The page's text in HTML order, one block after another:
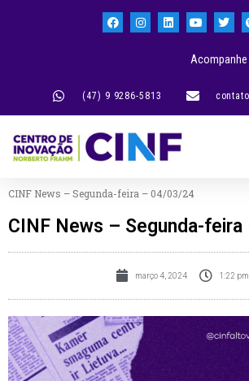
(47) 9 9286-5813
CINF News – Segunda-feira – 04/03/24
CINF News – Segunda-
março 4, 2024 1:22 pm